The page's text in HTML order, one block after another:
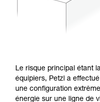
Le risque principal étant
équipiers, Petzl a
une configuration
énergie sur une ligne de